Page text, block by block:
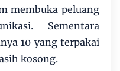
membuka peluang
Sementara
10 yang terpakai
kosong.